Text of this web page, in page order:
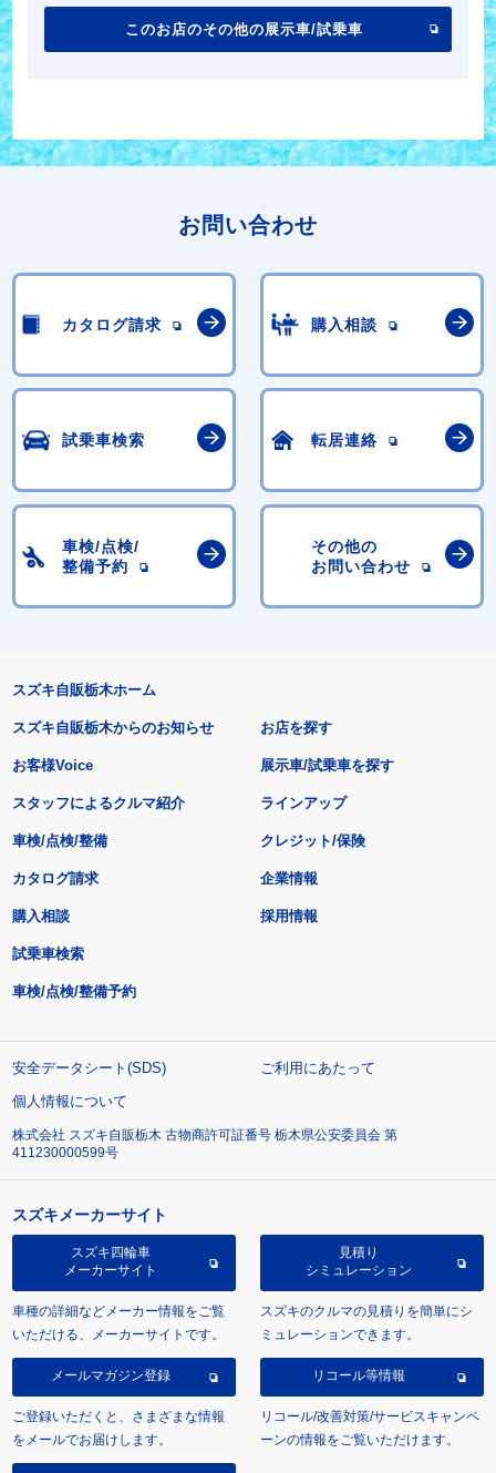
このお店のその他の展示車/試乗車
お問い合わせ
カタログ請求 購入相談
試乗車検索 転居連絡
車検/点検/
整備予約
その他の
お問い合わせ
スズキ自販栃木ホーム
スズキ自販栃木からのお知らせ
お客様Voice
スタッフによるクルマ紹介
お店を探す
展示車/試乗車を探す
ラインアップ
車検/点検/整備 クレジット/保険
カタログ請求
購入相談
試乗車検索
車検/点検/整備予約
企業情報
採用情報
安全データシート(SDS)
ご利用にあたって
個人情報について
株式会社 スズキ自販栃木 古物商許可証番号 栃木県公安委員会 第
411230000599号
スズキメーカーサイト
スズキ四輪車
メーカーサイト
車種の詳細などメーカー情報をご覧
いただける、メーカーサイトです。
見積り
シミュレーション
スズキのクルマの見積りを簡単にシ
ミュレーションできます。
メールマガジン登録
ご登録いただくと、さまざまな情報
をメールでお届けします。
リコール等情報
リコール/改善対策/サービスキャンペ
ーンの情報をご覧いただけます。